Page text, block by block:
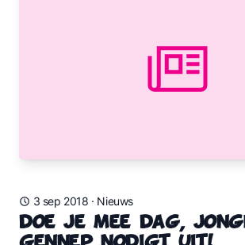
3 sep 2018 · Nieuws
Doe Je Mee Dag,